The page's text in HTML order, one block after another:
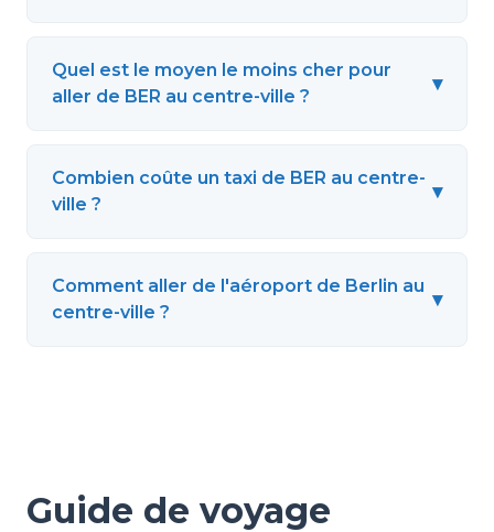
Quel est le moyen le moins cher pour
aller de BER au centre-ville ?
▾
Combien coûte un taxi de BER au centre-
ville ?
▾
Comment aller de l'aéroport de Berlin au
centre-ville ?
▾
Guide de voyage